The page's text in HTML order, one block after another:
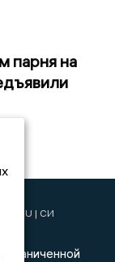
парня на
| СИ